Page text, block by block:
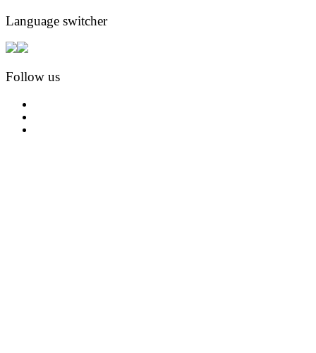
Language switcher
Follow us